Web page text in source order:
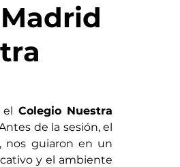
el Colegio Nuestra
de la sesión, el
nos guiaron en un
y el ambiente